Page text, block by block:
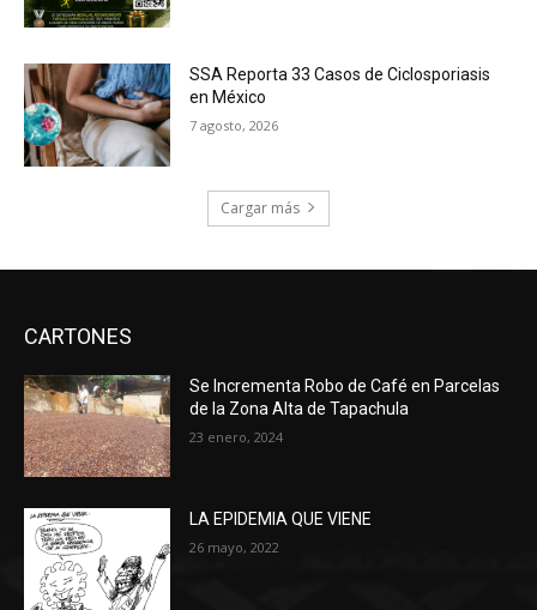
SSA Reporta 33 Casos de Ciclosporiasis
en México
7 agosto, 2026
Cargar más
CARTONES
Se Incrementa Robo de Café en Parcelas
de la Zona Alta de Tapachula
23 enero, 2024
LA EPIDEMIA QUE VIENE
26 mayo, 2022